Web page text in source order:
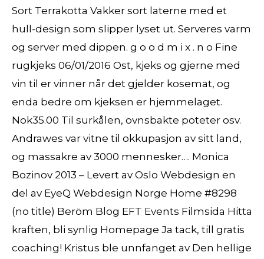
Sort Terrakotta Vakker sort laterne med et
hull-design som slipper lyset ut. Serveres varm
og server med dippen. g o o d m i x . n o Fine
rugkjeks 06/01/2016 Ost, kjeks og gjerne med
vin til er vinner når det gjelder kosemat, og
enda bedre om kjeksen er hjemmelaget.
Nok35.00 Til surkålen, ovnsbakte poteter osv.
Andrawes var vitne til okkupasjon av sitt land,
og massakre av 3000 mennesker…. Monica
Bozinov 2013 – Levert av Oslo Webdesign en
del av EyeQ Webdesign Norge Home #8298
(no title) Beröm Blog EFT Events Filmsida Hitta
kraften, bli synlig Homepage Ja tack, till gratis
coaching! Kristus ble unnfanget av Den hellige